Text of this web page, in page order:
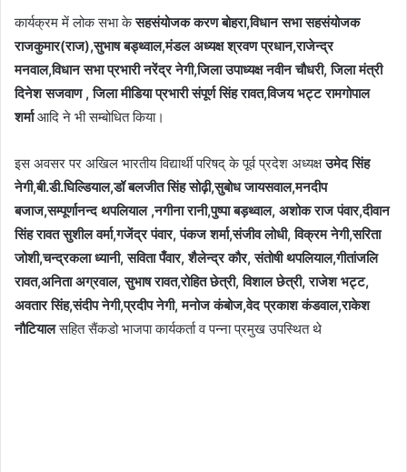
कार्यक्रम में लोक सभा केसहसंयोजक करण बोहरा,विधान सभा सहसंयोजक
राजकुमार(राज),सुभाष बड्थ्वाल,मंडल अध्यक्ष श्रवण प्रधान,राजेन्द्र
मनवाल,विधान सभा प्रभारी नरेंद्र नेगी,जिला उपाध्यक्ष नवीन चौधरी, जिला मंत्री
दिनेश सजवाण , जिला मीडिया प्रभारी संपूर्ण सिंह रावत,विजय भट्ट रामगोपाल
शर्माआदि ने भी सम्बोधित किया।
इस अवसर पर अखिल भारतीय विद्यार्थी परिषद् के पूर्व प्रदेश अध्यक्षउमेद सिंह
नेगी,बी.डी.घिल्डियाल,डॉ बलजीत सिंह सोढ़ी,सुबोध जायसवाल,मनदीप
बजाज,सम्पूर्णानन्द थपलियाल ,नगीना रानी,पुष्पा बड़थ्वाल, अशोक राज पंवार,दीवान
सिंह रावत सुशील वर्मा,गजेंद्र पंवार, पंकज शर्मा,संजीव लोधी, विक्रम नेगी,सरिता
जोशी,चन्द्रकला ध्यानी, सविता पँवार, शैलेन्द्र कौर, संतोषी थपलियाल,गीतांजलि
रावत,अनिता अग्रवाल, सुभाष रावत,रोहित छेत्री, विशाल छेत्री, राजेश भट्ट,
अवतार सिंह,संदीप नेगी,प्रदीप नेगी, मनोज कंबोज,वेद प्रकाश कंडवाल,राकेश
नौटियालसहित सैंकडो भाजपा कार्यकर्ता व पन्ना प्रमुख उपस्थित थे